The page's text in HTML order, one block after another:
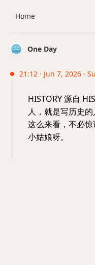
One Day
21:12 · Jun 7, 2026 ·
HISTORY 源自
人，就是写历史的
这么来看，不必
小姑娘呀。
Home